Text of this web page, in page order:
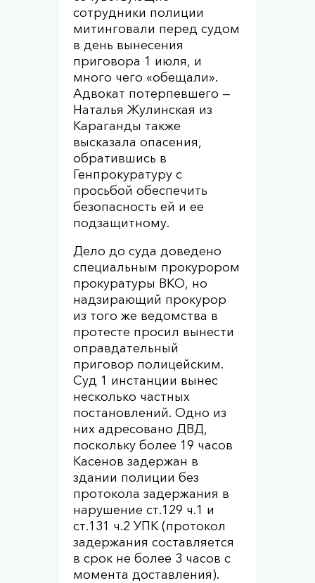
сотрудники полиции
митинговали перед судом
в день вынесения
приговора 1 июля, и
много чего «обещали».
Адвокат потерпевшего —
Наталья Жулинская из
Караганды также
высказала опасения,
обратившись в
Генпрокуратуру с
просьбой обеспечить
безопасность ей и ее
подзащитному.
Дело до суда доведено
специальным прокурором
прокуратуры ВКО, но
надзирающий прокурор
из того же ведомства в
протесте просил вынести
оправдательный
приговор полицейским.
Суд 1 инстанции вынес
несколько частных
постановлений. Одно из
них адресовано ДВД,
поскольку более 19 часов
Касенов задержан в
здании полиции без
протокола задержания в
нарушение ст.129 ч.1 и
ст.131 ч.2 УПК (протокол
задержания составляется
в срок не более 3 часов с
момента доставления).